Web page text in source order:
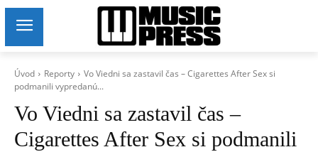
Úvod Reporty
Vo Viedni sa zastavil čas – Cigarettes After Sex si
podmanili vypredanú...
Vo Viedni sa zastavil čas –
Cigarettes After Sex si podmanili